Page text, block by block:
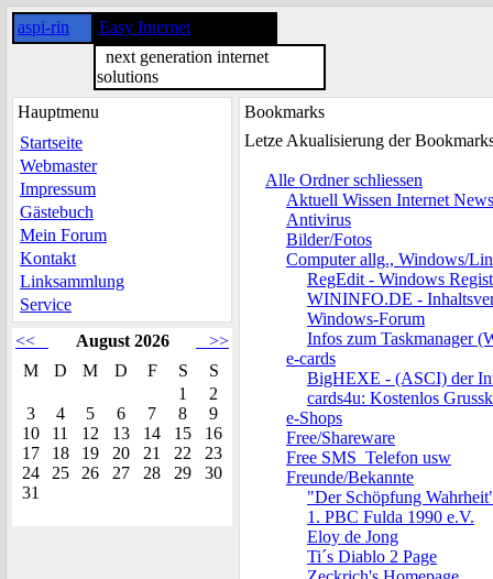
aspi-rin
Easy Internet
next generation internet
solutions
Hauptmenu
Startseite
Webmaster
Impressum
Gästebuch
Mein Forum
Kontakt
Linksammlung
Service
<<
August 2026
>>
M
D M D F S
S
1
2
3
4 5 6 7 8
9
10
11 12 13 14 15
16
17
18 19 20 21 22
23
24
25 26 27 28 29
30
31
Bookmarks
Letze Akualisierung der
Alle Ordner schliessen
Aktuell Wissen Internet News
Antivirus
Bilder/Fotos
Computer allg., Windows/
RegEdit - Windows
WININFO.DE -
Windows-Forum
Infos zum Taskmanager
e-cards
BigHEXE - (ASCI) der
cards4u: Kostenlos
e-Shops
Free/Shareware
Free SMS_Telefon usw
Freunde/Bekannte
"Der Schöpfung
1. PBC Fulda 1990 e.V.
Eloy de Jong
Ti´s Diablo 2 Page